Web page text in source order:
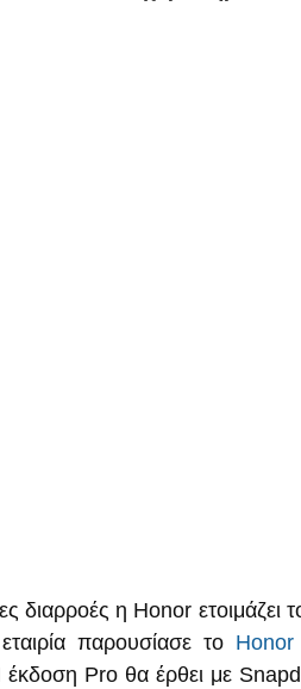
διαρροές η Honor
παρουσίασε το
Pro θα έρθει με